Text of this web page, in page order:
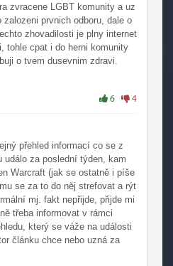
zvracene LGBT komunity a uz
prvnich odboru, dale o
zhovadilosti je plny internet
tohle cpat i do herni komunity
o tvem dusevnim zdravi.
6 4
přehled informací co se z
událo za poslední týden, kam
Warcraft (jak se ostatně i píše
se za to do něj strefovat a rýt
mj. fakt nepřijde, přijde mi
třeba informovat v rámci
který se váže na události
článku chce nebo uzná za
třeba za posledních 6+ let tak